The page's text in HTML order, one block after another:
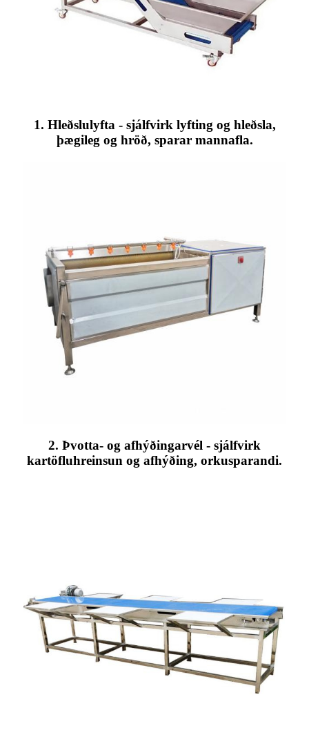
1. Hleðslulyfta - sjálfvirk lyfting og hleðsla,
þægileg og hröð, sparar mannafla.
2. Þvotta- og afhýðingarvél - sjálfvirk
kartöfluhreinsun og afhýðing, orkusparandi.